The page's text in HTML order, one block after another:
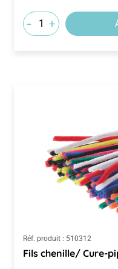
- +
Réf. produit : 510312
Fils chenille/ Cure-